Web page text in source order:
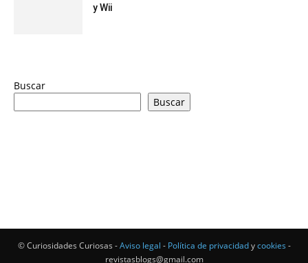
y Wii
Buscar
Buscar
© Curiosidades Curiosas -Aviso legal - Política de privacidadycookies -
revistasblogs@gmail.com